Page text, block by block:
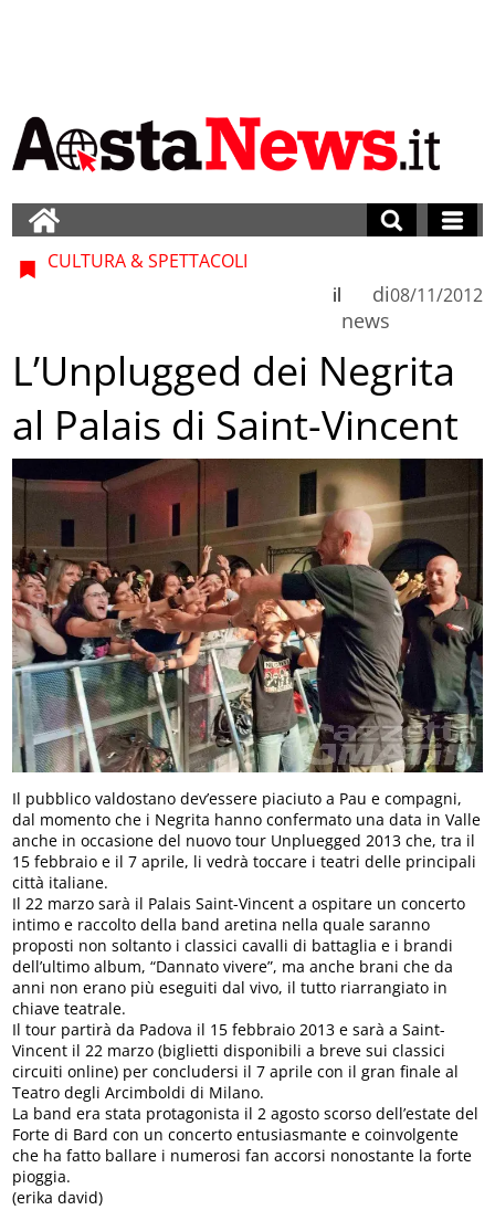
CULTURA & SPETTACOLI
di
news
il 08/11/2012
L’Unplugged dei Negrita
al Palais di Saint-Vincent
Il pubblico valdostano dev’essere piaciuto a Pau e compagni,
dal momento che i Negrita hanno confermato una data in Valle
anche in occasione del nuovo tour Unpluegged 2013 che, tra il
15 febbraio e il 7 aprile, li vedrà toccare i teatri delle principali
città italiane.
Il 22 marzo sarà il Palais Saint-Vincent a ospitare un concerto
intimo e raccolto della band aretina nella quale saranno
proposti non soltanto i classici cavalli di battaglia e i brandi
dell’ultimo album, “Dannato vivere”, ma anche brani che da
anni non erano più eseguiti dal vivo, il tutto riarrangiato in
chiave teatrale.
Il tour partirà da Padova il 15 febbraio 2013 e sarà a Saint-
Vincent il 22 marzo (biglietti disponibili a breve sui classici
circuiti online) per concludersi il 7 aprile con il gran finale al
Teatro degli Arcimboldi di Milano.
La band era stata protagonista il 2 agosto scorso dell’estate del
Forte di Bard con un concerto entusiasmante e coinvolgente
che ha fatto ballare i numerosi fan accorsi nonostante la forte
pioggia.
(erika david)